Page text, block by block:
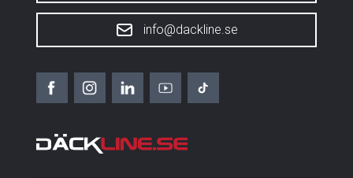
info@dackline.se